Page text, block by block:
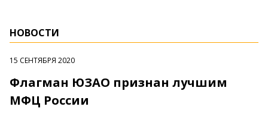
НОВОСТИ
15 СЕНТЯБРЯ 2020
Флагман ЮЗАО признан лучшим
МФЦ России